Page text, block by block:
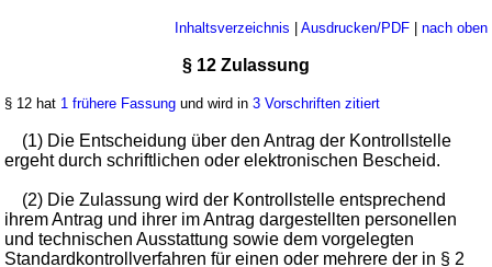
Inhaltsverzeichnis | Ausdrucken/PDF| nach oben
§ 12 Zulassung
§ 12 hat 1 frühere Fassung und wird in3 Vorschriften zitiert
(1) Die Entscheidung über den Antrag der Kontrollstelle
ergeht durch schriftlichen oder elektronischen Bescheid.
(2) Die Zulassung wird der Kontrollstelle entsprechend
ihrem Antrag und ihrer im Antrag dargestellten personellen
und technischen Ausstattung sowie dem vorgelegten
Standardkontrollverfahren für einen oder mehrere der in § 2